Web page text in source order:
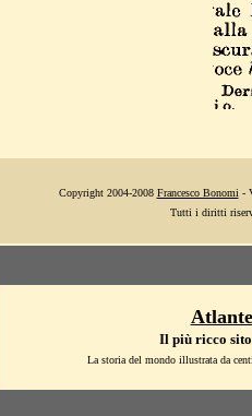
Copyright 2004-2008 Francesco Bonomi -
Tutti i diritti
Il più ricco
La storia del mondo illustrata da